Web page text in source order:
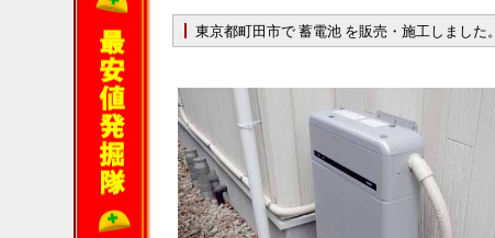
東京都町田市で 蓄電池 を販売・施工しました。